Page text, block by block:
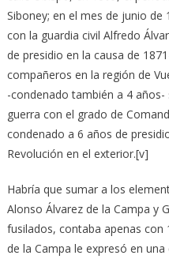
Siboney; en el mes de junio
con la guardia civil Alfredo
de presidio en la causa de
compañeros en la región de
-condenado también a 4
guerra con el grado de
condenado a 6 años de
Revolución en el exterior.[v]
Habría que sumar a los
Alonso Álvarez de la Campa y
fusilados, contaba apenas con
de la Campa le expresó en